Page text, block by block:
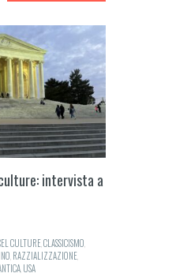
intervista a
CULTURECLASSICISMO
RAZZIALIZZAZIONE
USA